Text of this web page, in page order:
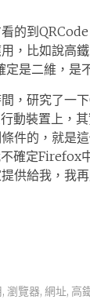
的到
，比如說高
定是二維，是
，研究了一
動裝置上，
件的，就是
確定Firefox
供給我，我
, 瀏覽器, 網址, 高